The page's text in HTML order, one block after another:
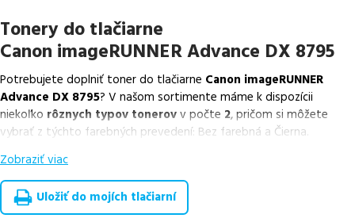
Tonery do tlačiarne
Canon imageRUNNER Advance DX 8795
Potrebujete doplniť toner do tlačiarne Canon imageRUNNER
Advance DX 8795? V našom sortimente máme k dispozícii
niekoľko rôznych typov tonerovv počte 2, pričom si môžete
vybrať z týchto farebných prevedení: Bez farebná a Čierna.
Z uvedeného množstva dostupných náplní
náplnev počte2ks.
Celá táto certifikovaná ponuka, spĺňajúca normy ISO 9001 a 14001,
Zobraziť viac
Uložiť do mojích tlačiarní